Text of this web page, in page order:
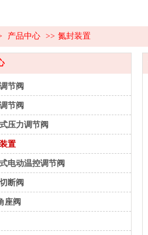
产品中心 >> 氮封装置
节阀
节阀
压力调节阀
置
电动温控调节阀
断阀
座阀